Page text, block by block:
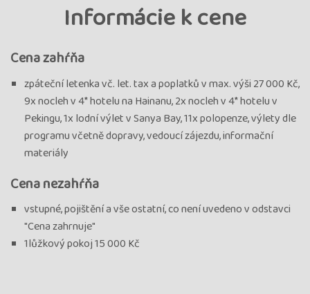
Informácie k cene
Cena zahŕňa
zpáteční letenka vč. let. tax a poplatků v max. výši 27 000 Kč,
9x nocleh v 4* hotelu na Hainanu, 2x nocleh v 4* hotelu v
Pekingu, 1x lodní výlet v Sanya Bay, 11x polopenze, výlety dle
programu včetně dopravy, vedoucí zájezdu, informační
materiály
Cena nezahŕňa
vstupné, pojištění a vše ostatní, co není uvedeno v odstavci
"Cena zahrnuje"
1lůžkový pokoj 15 000 Kč